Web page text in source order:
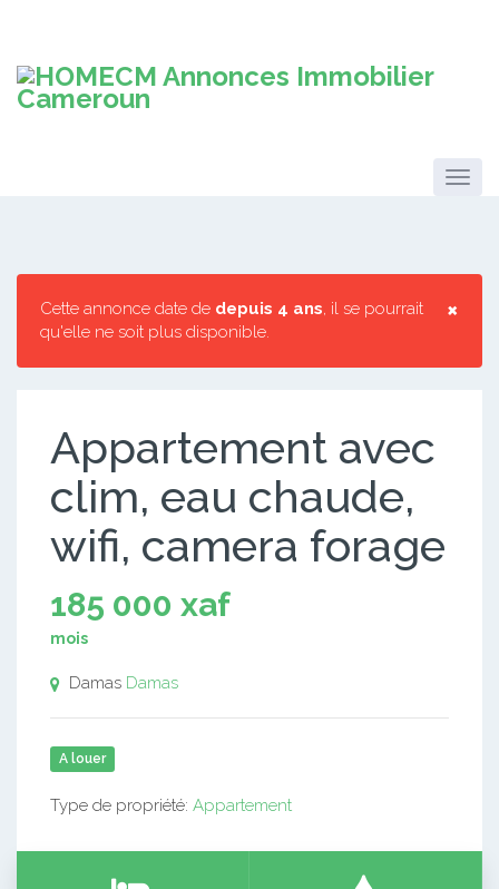
×
Cette annonce date de depuis 4 ans, il se pourrait
qu'elle ne soit plus disponible.
Appartement avec
clim, eau chaude,
wifi, camera forage
185 000 xaf
mois
Damas Damas
A louer
Type de propriété: Appartement